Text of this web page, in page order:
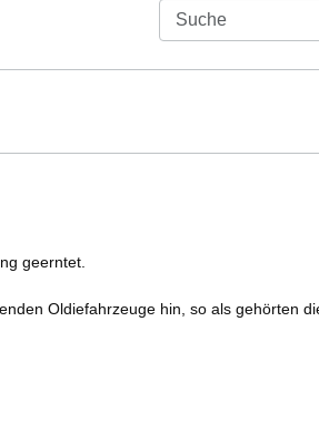
geerntet.
Oldiefahrzeuge hin, so als gehörten